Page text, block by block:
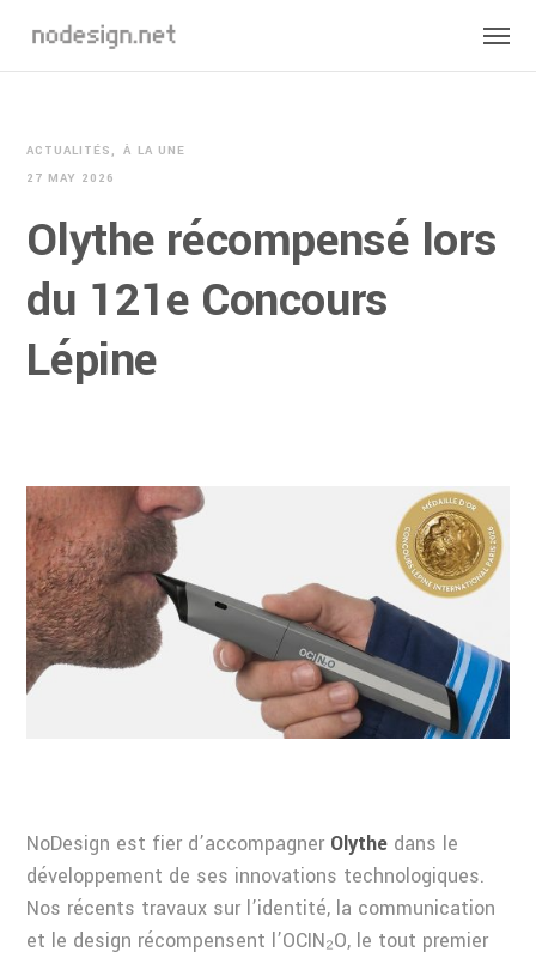
ACTUALITÉS
À LA UNE
27 MAY 2026
Olythe récompensé lors
du 121e Concours
Lépine
NoDesign est fier d’accompagner Olythe dans le
développement de ses innovations technologiques.
Nos récents travaux sur l’identité, la communication
et le design récompensent l’OCIN₂O, le tout premier